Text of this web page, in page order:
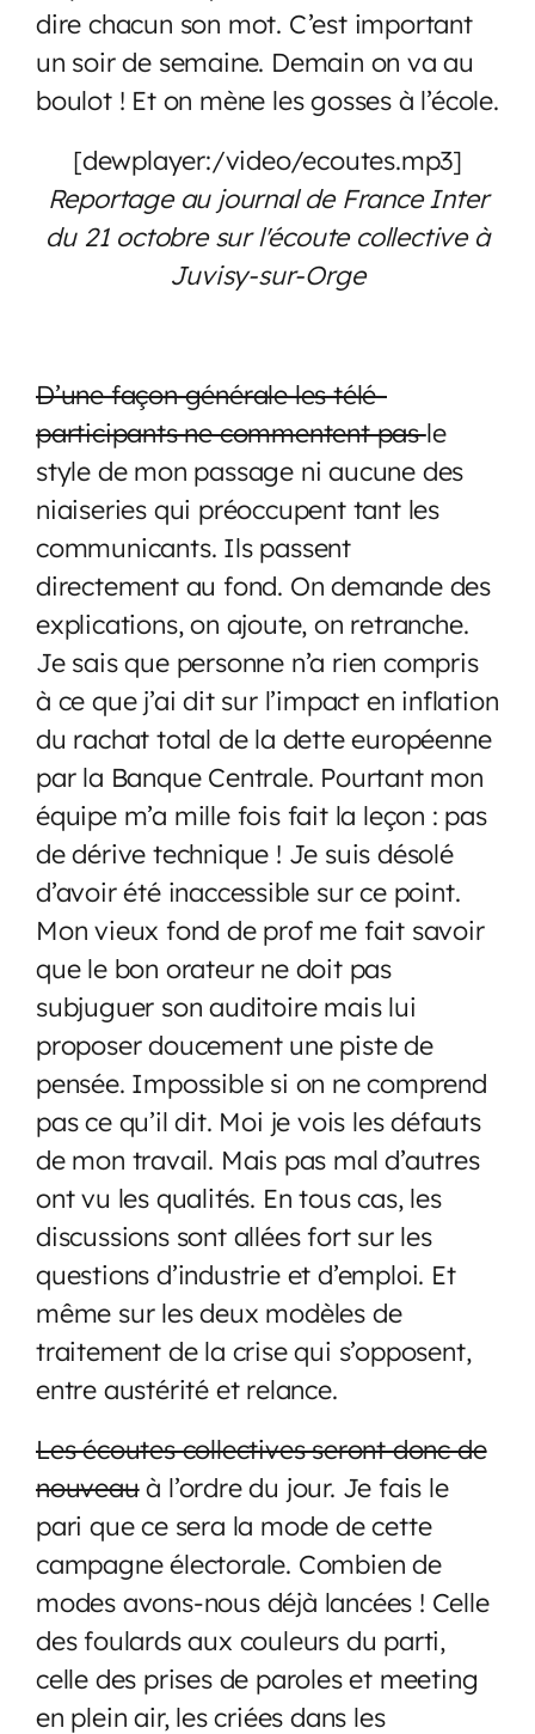
dire chacun son mot. C’est important
un soir de semaine. Demain on va au
boulot ! Et on mène les gosses à l’école.
[dewplayer:/video/ecoutes.mp3]
Reportage au journal de France Inter
du 21 octobre sur l'écoute collective à
Juvisy-sur-Orge
D’une façon générale les télé-
participants ne commentent pasle
style de mon passage ni aucune des
niaiseries qui préoccupent tant les
communicants. Ils passent
directement au fond. On demande des
explications, on ajoute, on retranche.
Je sais que personne n’a rien compris
à ce que j’ai dit sur l’impact en inflation
du rachat total de la dette européenne
par la Banque Centrale. Pourtant mon
équipe m’a mille fois fait la leçon : pas
de dérive technique ! Je suis désolé
d’avoir été inaccessible sur ce point.
Mon vieux fond de prof me fait savoir
que le bon orateur ne doit pas
subjuguer son auditoire mais lui
proposer doucement une piste de
pensée. Impossible si on ne comprend
pas ce qu’il dit. Moi je vois les défauts
de mon travail. Mais pas mal d’autres
ont vu les qualités. En tous cas, les
discussions sont allées fort sur les
questions d’industrie et d’emploi. Et
même sur les deux modèles de
traitement de la crise qui s’opposent,
entre austérité et relance.
Les écoutes collectives seront donc de
nouveauà l’ordre du jour. Je fais le
pari que ce sera la mode de cette
campagne électorale. Combien de
modes avons-nous déjà lancées ! Celle
des foulards aux couleurs du parti,
celle des prises de paroles et meeting
en plein air, les criées dans les